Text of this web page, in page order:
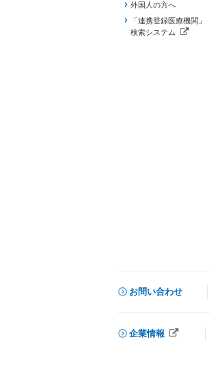
外国人の方へ
「連携登録医療機関」
検索システム
お問い合わせ
企業情報